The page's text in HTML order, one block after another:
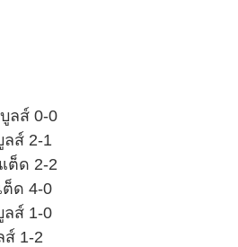
ลส์ 0-0
ส์ 2-1
ต็ด 2-2
ด 4-0
ส์ 1-0
1-2